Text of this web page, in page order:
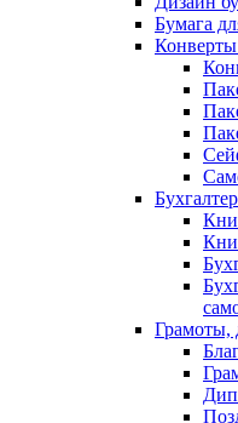
Бумага